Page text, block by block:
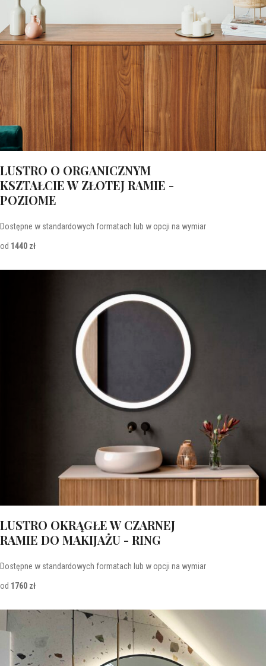
LUSTRO O ORGANICZNYM
KSZTAŁCIE W ZŁOTEJ RAMIE -
POZIOME
Dostępne w standardowych formatach lub w opcji na wymiar
od 1440 zł
LUSTRO OKRĄGŁE W CZARNEJ
RAMIE DO MAKIJAŻU - RING
Dostępne w standardowych formatach lub w opcji na wymiar
od 1760 zł